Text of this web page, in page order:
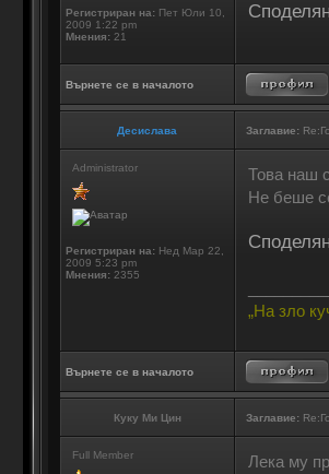
Регистриран на:Пет Юли 10,
2009 1:22 pm
Мнения:21
Върнете се в началото
Десислава Заглавие:
Administrator
Регистриран на:Нед Мар 22,
2009 5:23 pm
Мнения:2355
Това наш
Не беше
„На зло
Върнете се в началото
Куку Ми Цин Заглавие:
Full Member
Лека му